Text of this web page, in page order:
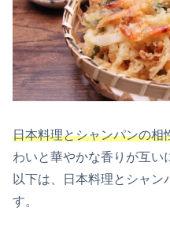
日本料理とシャンパンの相
わいと華やかな香りが互い
以下は、日本料理とシャ
す。